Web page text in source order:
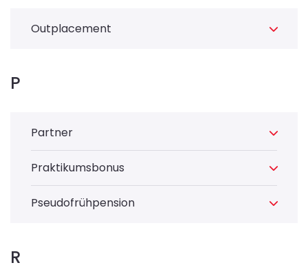
Outplacement
P
Partner
Praktikumsbonus
Pseudofrühpension
R